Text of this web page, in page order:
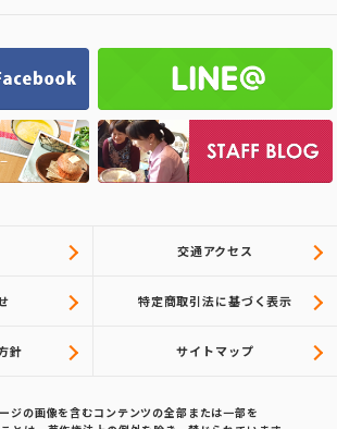
交通アクセス
特定商取引法に基づく表示
針 サイトマップ
ジの画像を含むコンテンツの全部または一部を